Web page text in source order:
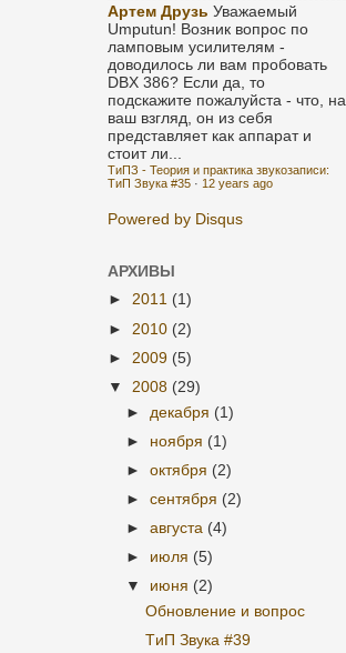
Артем Друзь Уважаемый
Umputun! Возник вопрос по
ламповым усилителям -
доводилось ли вам пробовать
DBX 386? Если да, то
подскажите пожалуйста - что, на
ваш взгляд, он из себя
представляет как аппарат и
стоит ли...
ТиПЗ - Теория и практика звукозаписи:
ТиП Звука #35 · 12 years ago
Powered by Disqus
АРХИВЫ
► 2011 (1)
► 2010 (2)
► 2009 (5)
▼ 2008 (29)
► декабря (1)
► ноября (1)
►октября (2)
►сентября (2)
►августа (4)
► июля (5)
▼ июня (2)
Обновление и вопрос
TиП Звука #39